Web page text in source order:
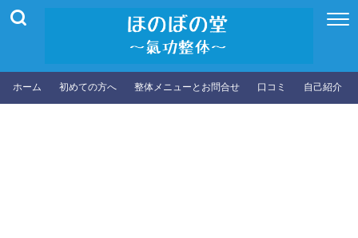
ホーム 初めての方へ 整体メニューとお問合せ 口コミ 自己紹介